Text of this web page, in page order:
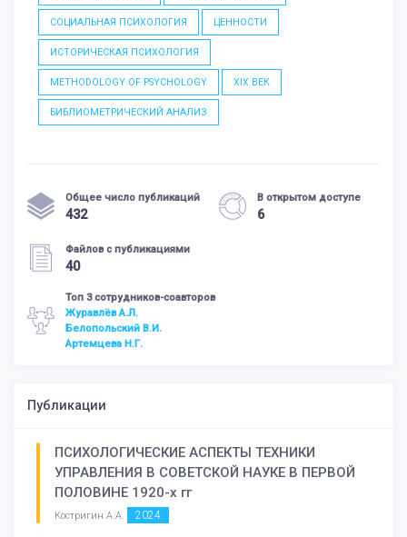
СОЦИАЛЬНАЯ ПСИХОЛОГИЯ ЦЕННОСТИ
ИСТОРИЧЕСКАЯ ПСИХОЛОГИЯ
METHODOLOGY OF PSYCHOLOGY XIX ВЕК
БИБЛИОМЕТРИЧЕСКИЙ АНАЛИЗ
Общее число публикаций
432
В открытом доступе
6
Файлов с публикациями
40
Топ 3 сотрудников-соавторов
Журавлёв А.Л.
Белопольский В.И.
Артемцева Н.Г.
Публикации
ПСИХОЛОГИЧЕСКИЕ АСПЕКТЫ ТЕХНИКИ
УПРАВЛЕНИЯ В СОВЕТСКОЙ НАУКЕ В ПЕРВОЙ
ПОЛОВИНЕ 1920-х гг
Костригин А.А. 2024